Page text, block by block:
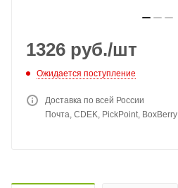
1326 руб./шт
Ожидается поступление
Доставка по всей России
Почта, CDEK, PickPoint, BoxBerry